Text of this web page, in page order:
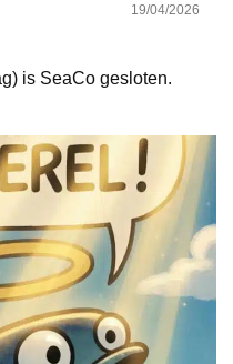
19/04/2026
is SeaCo gesloten.